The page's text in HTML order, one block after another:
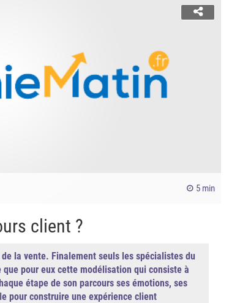
5 min
client ?
la vente. Finalement seuls les spécialistes du
pour eux cette modélisation qui consiste à
étape de son parcours ses émotions, ses
pour construire une expérience client